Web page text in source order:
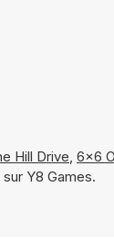
Hill Drive, 6x6
Y8 Games.